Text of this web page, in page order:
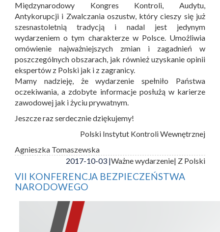
Międzynarodowy Kongres Kontroli, Audytu,
Antykorupcji i Zwalczania oszustw, który cieszy się już
szesnastoletnią tradycją i nadal jest jedynym
wydarzeniem o tym charakterze w Polsce. Umożliwia
omówienie najważniejszych zmian i zagadnień w
poszczególnych obszarach, jak również uzyskanie opinii
ekspertów z Polski jak i z zagranicy.
Mamy nadzieję, że wydarzenie spełniło Państwa
oczekiwania, a zdobyte informacje posłużą w karierze
zawodowej jak i życiu prywatnym.
Jeszcze raz serdecznie dziękujemy!
Polski Instytut Kontroli Wewnętrznej
Agnieszka Tomaszewska
2017-10-03 |Ważne wydarzenie| Z Polski
VII KONFERENCJA BEZPIECZEŃSTWA
NARODOWEGO